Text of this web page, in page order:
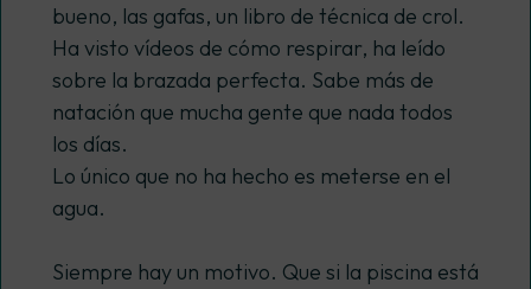
bueno, las gafas, un libro de técnica de crol.
Ha visto vídeos de cómo respirar, ha leído
sobre la brazada perfecta. Sabe más de
natación que mucha gente que nada todos
los días.
Lo único que no ha hecho es meterse en el
agua.
Siempre hay un motivo. Que si la piscina está